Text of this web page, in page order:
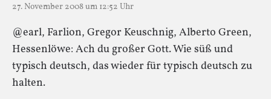
27. November 2008 um 12:52 Uhr
@earl, Farlion, Gregor Keuschnig, Alberto Green,
Hessenlöwe: Ach du großer Gott. Wie süß und
typisch deutsch, das wieder für typisch deutsch zu
halten.